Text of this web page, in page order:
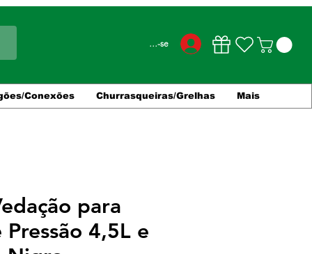
Conecte-se
Conexões Churrasqueiras/Grelhas Mais
para
Pressão 4,5L e